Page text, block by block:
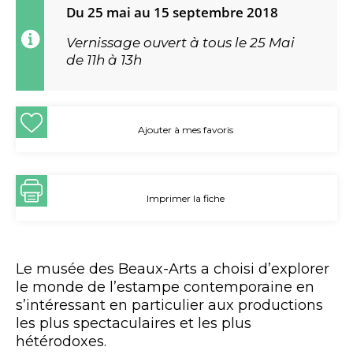
Du 25 mai au 15 septembre 2018
Vernissage ouvert à tous le 25 Mai
de 11h à 13h
Ajouter à mes favoris
Imprimer la fiche
Le musée des Beaux-Arts a choisi d’explorer
le monde de l’estampe contemporaine en
s’intéressant en particulier aux productions
les plus spectaculaires et les plus
hétérodoxes.